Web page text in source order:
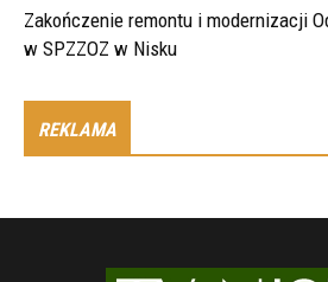
Zakończenie remontu i modernizacji
w SPZZOZ w Nisku
REKLAMA